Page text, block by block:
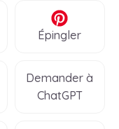
Épingler
Demander à
ChatGPT